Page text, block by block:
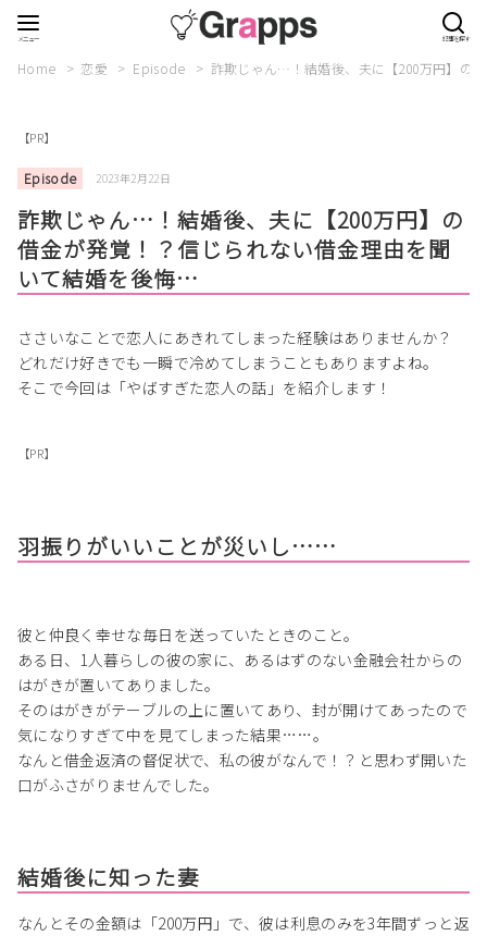
Home 恋愛 Episode 詐欺じゃん…！結婚後、夫に【200万円】の
【PR】
Episode 2023年2月22日
詐欺じゃん…！結婚後、夫に【200万円】の
借金が発覚！？信じられない借金理由を聞
いて結婚を後悔…
ささいなことで恋人にあきれてしまった経験はありませんか？
どれだけ好きでも一瞬で冷めてしまうこともありますよね。
そこで今回は「やばすぎた恋人の話」を紹介します！
【PR】
羽振りがいいことが災いし……
彼と仲良く幸せな毎日を送っていたときのこと。
ある日、1人暮らしの彼の家に、あるはずのない金融会社からの
はがきが置いてありました。
そのはがきがテーブルの上に置いてあり、封が開けてあったので
気になりすぎて中を見てしまった結果……。
なんと借金返済の督促状で、私の彼がなんで！？と思わず開いた
口がふさがりませんでした。
結婚後に知った妻
なんとその金額は「200万円」で、彼は利息のみを3年間ずっと返